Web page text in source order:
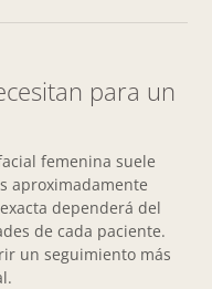
para un
femenina suele
aproximadamente
dependerá del
de cada paciente.
un seguimiento más